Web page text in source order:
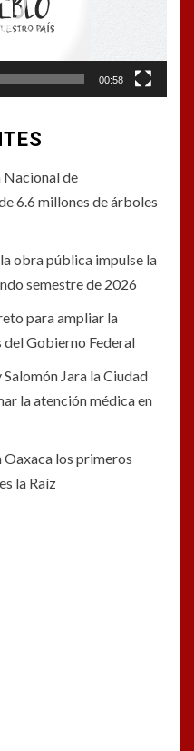
00:58
Nacional de
6.6 millones de árboles
obra pública impulse la
semestre de 2026
para ampliar la
Gobierno Federal
Jara la Ciudad
la atención médica en
Oaxaca los primeros
la Raíz